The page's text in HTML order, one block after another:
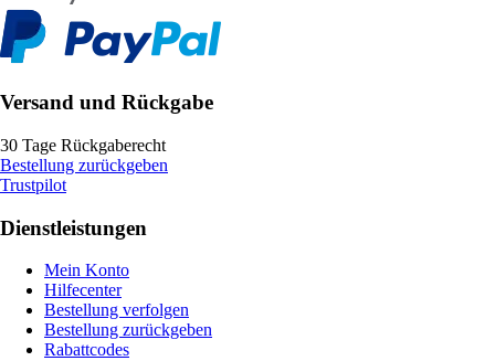
Versand und Rückgabe
30 Tage Rückgaberecht
Bestellung zurückgeben
Trustpilot
Dienstleistungen
Mein Konto
Hilfecenter
Bestellung verfolgen
Bestellung zurückgeben
Rabattcodes